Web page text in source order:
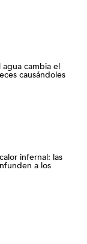
cambia el
causándoles
infernal: las
a los